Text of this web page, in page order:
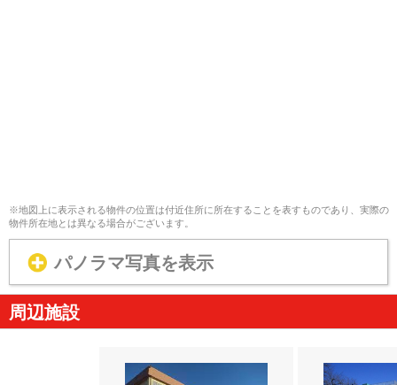
※地図上に表示される物件の位置は付近住所に所在することを表すものであり、実際の
物件所在地とは異なる場合がございます。
パノラマ写真を表示
周辺施設